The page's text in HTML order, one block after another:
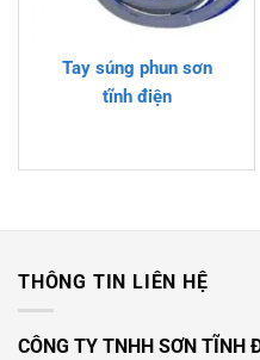
Tay súng phun sơn
tĩnh điện
THÔNG TIN LIÊN HỆ
CÔNG TY TNHH SƠN TĨNH